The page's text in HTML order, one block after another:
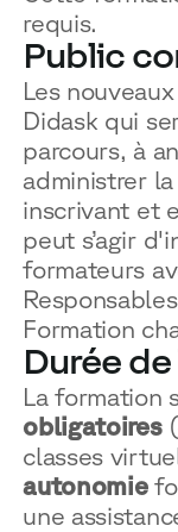
requis.
Public
Les
Didask qui
parcours, à
administrer
inscrivant et
peut s’agir
formateurs
Formation
Durée
La formation
obligatoires
classes
autonomie
une